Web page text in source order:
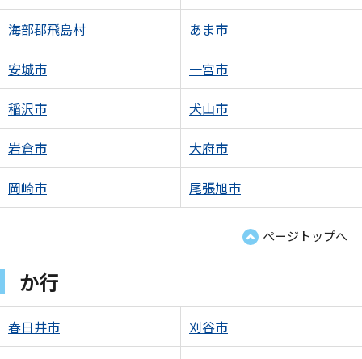
海部郡飛島村 あま市
安城市 一宮市
稲沢市 犬山市
岩倉市 大府市
岡崎市 尾張旭市
ページトップへ
か行
春日井市 刈谷市